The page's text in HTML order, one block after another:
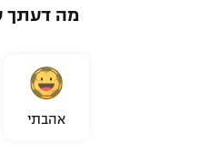
מה דעתך
אהבתי